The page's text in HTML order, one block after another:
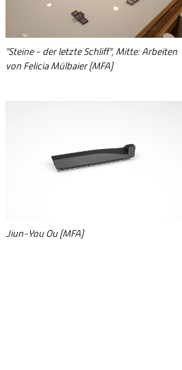
"Steine - der letzte Schliff", Mitte: Arbeiten
von Felicia Mülbaier (MFA)
Jiun-You Ou (MFA)